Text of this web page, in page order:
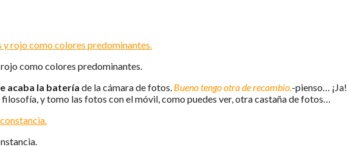
como colores predominantes.
acaba la batería de la cámara de fotos. Bueno tengo otra de recambio.-pienso… ¡Ja!
y tomo las fotos con el móvil, como puedes ver, otra castaña de fotos…